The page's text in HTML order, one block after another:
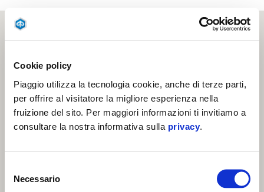
Cookie policy
Piaggio utilizza la tecnologia cookie, anche di terze parti,
per offrire al visitatore la migliore esperienza nella
fruizione del sito. Per maggiori informazioni ti invitiamo a
consultare la nostra informativa sulla privacy
delNecessario